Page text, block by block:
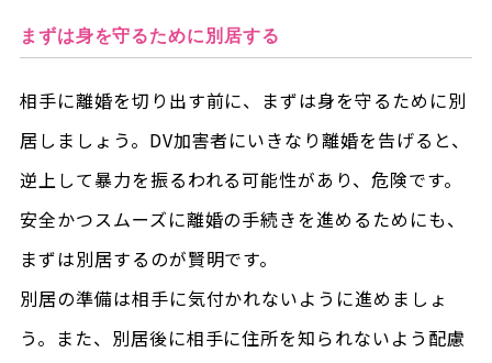
まずは身を守るために別居する
相手に離婚を切り出す前に、まずは身を守るために別
居しましょう。DV加害者にいきなり離婚を告げると、
逆上して暴力を振るわれる可能性があり、危険です。
安全かつスムーズに離婚の手続きを進めるためにも、
まずは別居するのが賢明です。
別居の準備は相手に気付かれないように進めましょ
う。また、別居後に相手に住所を知られないよう配慮